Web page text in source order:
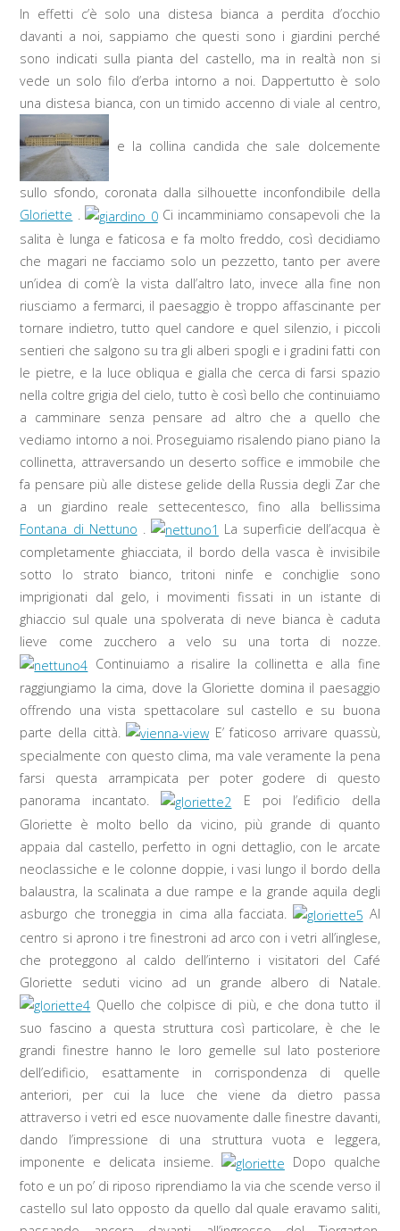
In effetti c’è solo una distesa bianca a perdita d’occhio
davanti a noi, sappiamo che questi sono i giardini perché
sono indicati sulla pianta del castello, ma in realtà non si
vede un solo filo d’erba intorno a noi. Dappertutto è solo
una distesa bianca, con un timido accenno di viale al centro,
e la collina candida che sale dolcemente
sullo sfondo, coronata dalla silhouette inconfondibile della
Gloriette .
Ci incamminiamo consapevoli che la
salita è lunga e faticosa e fa molto freddo, così decidiamo
che magari ne facciamo solo un pezzetto, tanto per avere
un’idea di com’è la vista dall’altro lato, invece alla fine non
riusciamo a fermarci, il paesaggio è troppo affascinante per
tornare indietro, tutto quel candore e quel silenzio, i piccoli
sentieri che salgono su tra gli alberi spogli e i gradini fatti con
le pietre, e la luce obliqua e gialla che cerca di farsi spazio
nella coltre grigia del cielo, tutto è così bello che continuiamo
a camminare senza pensare ad altro che a quello che
vediamo intorno a noi. Proseguiamo risalendo piano piano la
collinetta, attraversando un deserto soffice e immobile che
fa pensare più alle distese gelide della Russia degli Zar che
a un giardino reale settecentesco, fino alla bellissima
Fontana di Nettuno .
La superficie dell’acqua è
completamente ghiacciata, il bordo della vasca è invisibile
sotto lo strato bianco, tritoni ninfe e conchiglie sono
imprigionati dal gelo, i movimenti fissati in un istante di
ghiaccio sul quale una spolverata di neve bianca è caduta
lieve come zucchero a velo su una torta di nozze.
Continuiamo a risalire la collinetta e alla fine
raggiungiamo la cima, dove la Gloriette domina il paesaggio
offrendo una vista spettacolare sul castello e su buona
parte della città.
E’ faticoso arrivare quassù,
specialmente con questo clima, ma vale veramente la pena
farsi questa arrampicata per poter godere di questo
panorama incantato.
E poi l’edificio della
Gloriette è molto bello da vicino, più grande di quanto
appaia dal castello, perfetto in ogni dettaglio, con le arcate
neoclassiche e le colonne doppie, i vasi lungo il bordo della
balaustra, la scalinata a due rampe e la grande aquila degli
asburgo che troneggia in cima alla facciata.
Al
centro si aprono i tre finestroni ad arco con i vetri all’inglese,
che proteggono al caldo dell’interno i visitatori del Café
Gloriette seduti vicino ad un grande albero di Natale.
Quello che colpisce di più, e che dona tutto il
suo fascino a questa struttura così particolare, è che le
grandi finestre hanno le loro gemelle sul lato posteriore
dell’edificio, esattamente in corrispondenza di quelle
anteriori, per cui la luce che viene da dietro passa
attraverso i vetri ed esce nuovamente dalle finestre davanti,
dando l’impressione di una struttura vuota e leggera,
imponente e delicata insieme.
Dopo qualche
foto e un po’ di riposo riprendiamo la via che scende verso il
castello sul lato opposto da quello dal quale eravamo saliti,